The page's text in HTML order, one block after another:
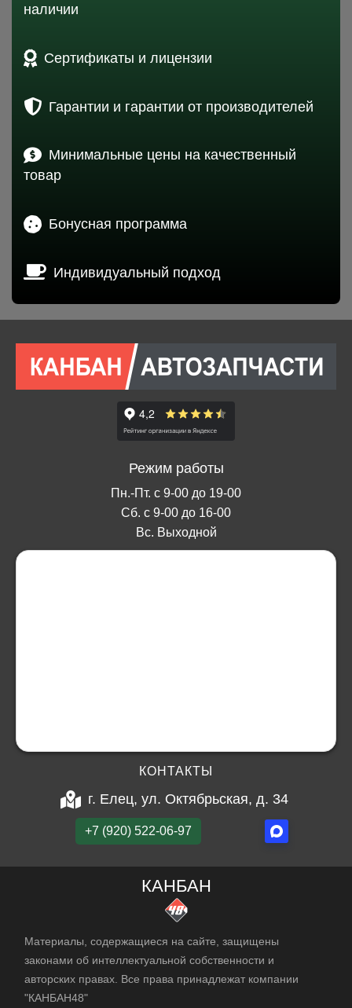
наличии
Сертификаты и лицензии
Гарантии и гарантии от производителей
Минимальные цены на качественный
товар
Бонусная программа
Индивидуальный подход
Режим работы
Пн.-Пт. с 9-00 до 19-00
Сб. с 9-00 до 16-00
Вс. Выходной
КОНТАКТЫ
г. Елец, ул. Октябрьская, д. 34
+7 (920) 522-06-97
КАНБАН
Материалы, содержащиеся на сайте, защищены
законами об интеллектуальной собственности и
авторских правах. Все права принадлежат компании
"КАНБАН48"